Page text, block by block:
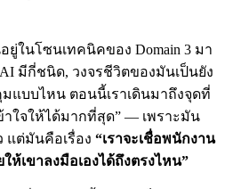
ยู่ในโซนเทคนิคของ Domain 3 มา
มีกี่ชนิด, วงจรชีวิตของมันเป็นยัง
แบบไหน ตอนนี้เราเดินมาถึงจุดที่
าใจให้ได้มากที่สุด” — เพราะมัน
แต่มันคือเรื่อง “เราจะเชื่อพนักงาน
เขาลงมือเองได้ถึงตรงไหน”